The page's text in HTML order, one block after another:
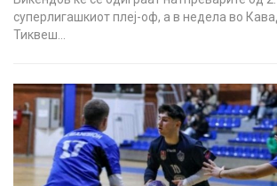
суперлигашкиот плеј-оф, а в недела во
Тиквеш…